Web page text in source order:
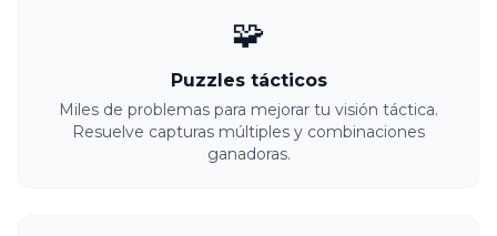
🧩
Puzzles tácticos
Miles de problemas para mejorar tu visión táctica.
Resuelve capturas múltiples y combinaciones
ganadoras.